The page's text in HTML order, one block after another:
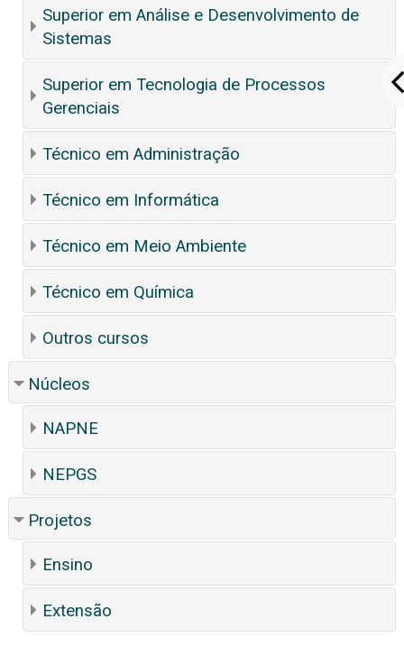
Superior em Análise e Desenvolvimento de
Sistemas
Superior em Tecnologia de Processos
Gerenciais
Técnico em Administração
Técnico em Informática
Técnico em Meio Ambiente
Técnico em Química
Outros cursos
Núcleos
NAPNE
NEPGS
Projetos
Ensino
Extensão